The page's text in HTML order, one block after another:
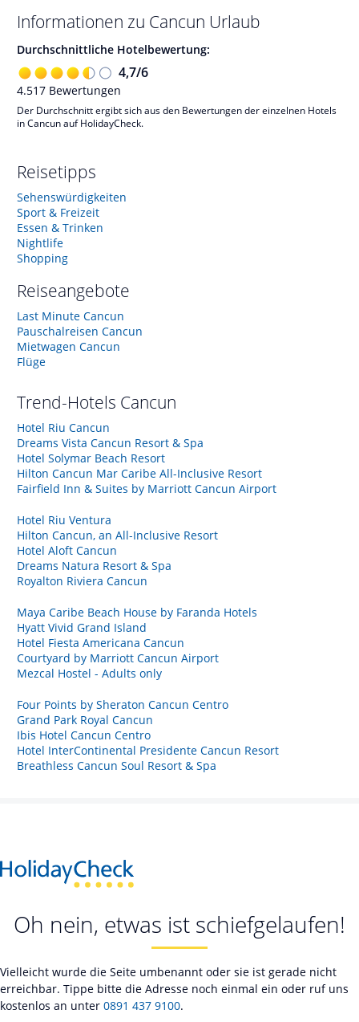
Informationen zu Cancun Urlaub
Durchschnittliche Hotelbewertung:
4,7/6
4.517 Bewertungen
Der Durchschnitt ergibt sich aus den Bewertungen der einzelnen Hotels
in Cancun auf HolidayCheck.
Reisetipps
Sehenswürdigkeiten
Sport & Freizeit
Essen & Trinken
Nightlife
Shopping
Reiseangebote
Last Minute Cancun
Pauschalreisen Cancun
Mietwagen Cancun
Flüge
Trend-Hotels Cancun
Hotel Riu Cancun
Dreams Vista Cancun Resort & Spa
Hotel Solymar Beach Resort
Hilton Cancun Mar Caribe All-Inclusive Resort
Fairfield Inn & Suites by Marriott Cancun Airport
Hotel Riu Ventura
Hilton Cancun, an All-Inclusive Resort
Hotel Aloft Cancun
Dreams Natura Resort & Spa
Royalton Riviera Cancun
Maya Caribe Beach House by Faranda Hotels
Hyatt Vivid Grand Island
Hotel Fiesta Americana Cancun
Courtyard by Marriott Cancun Airport
Mezcal Hostel - Adults only
Four Points by Sheraton Cancun Centro
Grand Park Royal Cancun
Ibis Hotel Cancun Centro
Hotel InterContinental Presidente Cancun Resort
Breathless Cancun Soul Resort & Spa
Oh nein, etwas ist schiefgelaufen!
Vielleicht wurde die Seite umbenannt oder sie ist gerade nicht
erreichbar. Tippe bitte die Adresse noch einmal ein oder ruf uns
kostenlos an unter 0891 437 9100.